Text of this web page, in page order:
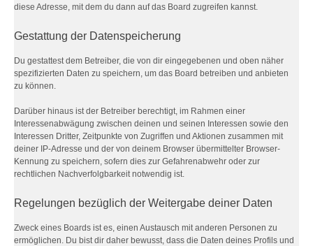
diese Adresse, mit dem du dann auf das Board zugreifen kannst.
Gestattung der Datenspeicherung
Du gestattest dem Betreiber, die von dir eingegebenen und oben näher
spezifizierten Daten zu speichern, um das Board betreiben und anbieten
zu können.
Darüber hinaus ist der Betreiber berechtigt, im Rahmen einer
Interessenabwägung zwischen deinen und seinen Interessen sowie den
Interessen Dritter, Zeitpunkte von Zugriffen und Aktionen zusammen mit
deiner IP-Adresse und der von deinem Browser übermittelter Browser-
Kennung zu speichern, sofern dies zur Gefahrenabwehr oder zur
rechtlichen Nachverfolgbarkeit notwendig ist.
Regelungen bezüglich der Weitergabe deiner Daten
Zweck eines Boards ist es, einen Austausch mit anderen Personen zu
ermöglichen. Du bist dir daher bewusst, dass die Daten deines Profils und